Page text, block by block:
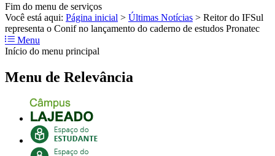
Fim do menu de serviços
Você está aqui: Página inicial > Últimas Notícias > Reitor do IFSul
representa o Conif no lançamento do caderno de estudos Pronatec
Menu
Início do menu principal
Menu de Relevância